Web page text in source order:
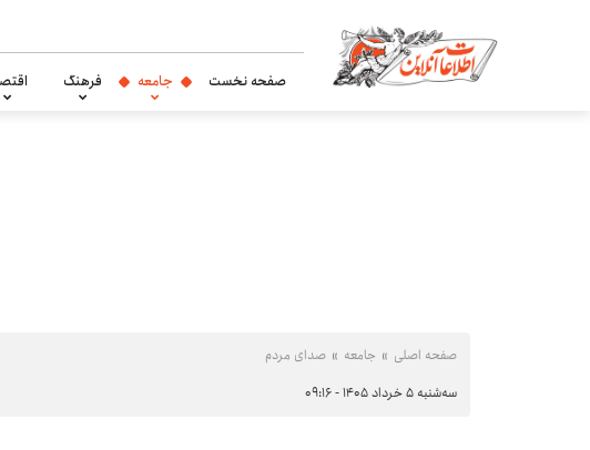
صفحه نخست جامعه فرهنگ
صفحه اصلی جامعه صدای مردم
سه‌شنبه ۵ خرداد ۱۴۰۵ - ۰۹:۱۶